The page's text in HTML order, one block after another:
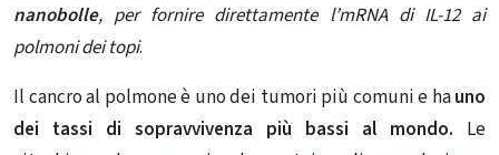
nanobolle, per fornire direttamente l’mRNA di IL-12 ai
polmoni dei topi.
Il cancro al polmone è uno dei tumori più comuni e hauno
dei tassi di sopravvivenza più bassi al mondo. Le